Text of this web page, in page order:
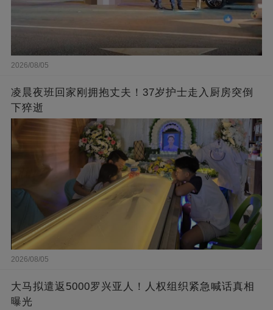
2026/08/05
凌晨夜班回家刚拥抱丈夫！37岁护士走入厨房突倒
下猝逝
2026/08/05
大马拟遣返5000罗兴亚人！人权组织紧急喊话真相
曝光